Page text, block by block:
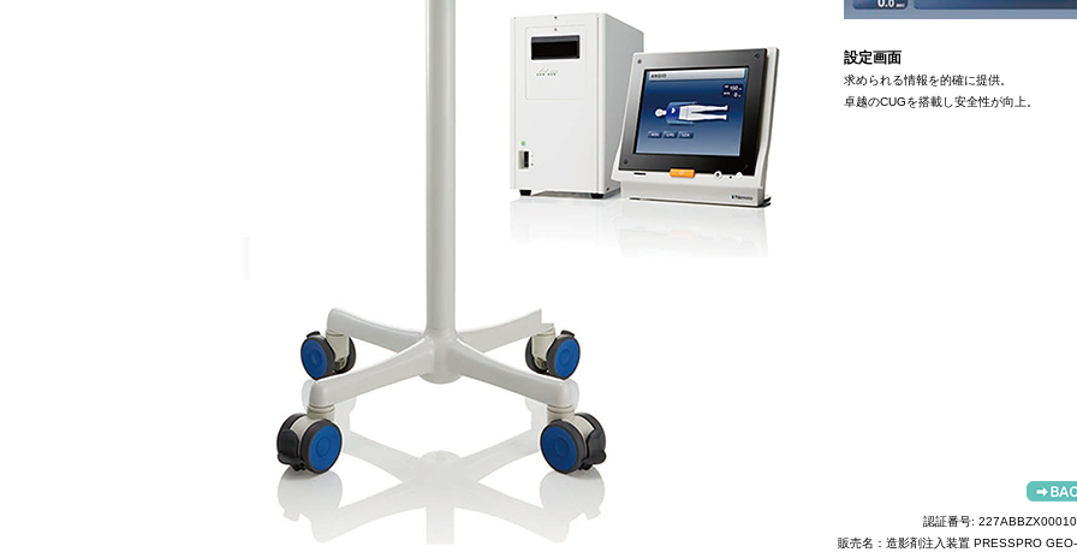
設定画面
求められる情報を的確に提供。
卓越のCUGを搭載し安全性が向上。
認証番号:
販売名：造影剤注入装置 PRESSPRO